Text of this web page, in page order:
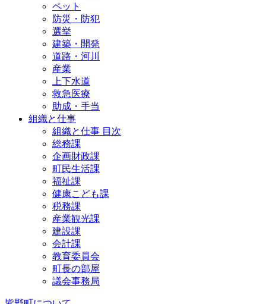
ペット
防災・防犯
選挙
建築・開発
道路・河川
産業
上下水道
救急医療
助成・手当
組織と仕事
組織と仕事 目次
総務課
企画財政課
町民生活課
福祉課
健康こども課
税務課
産業観光課
建設課
会計課
教育委員会
町長の部屋
議会事務局